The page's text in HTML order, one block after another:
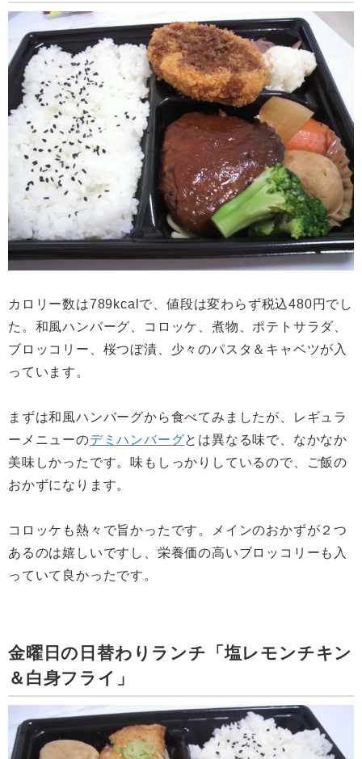
カロリー数は789kcalで、値段は変わらず税込480円でし
た。和風ハンバーグ、コロッケ、煮物、ポテトサラダ、
ブロッコリー、桜つぼ漬、少々のパスタ＆キャベツが入
っています。
まずは和風ハンバーグから食べてみましたが、レギュラ
ーメニューのデミハンバーグとは異なる味で、なかなか
美味しかったです。味もしっかりしているので、ご飯の
おかずになります。
コロッケも熱々で旨かったです。メインのおかずが２つ
あるのは嬉しいですし、栄養価の高いブロッコリーも入
っていて良かったです。
金曜日の日替わりランチ「塩レモンチキン
＆白身フライ」